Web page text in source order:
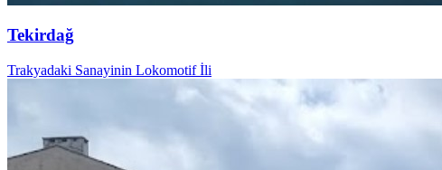
Tekirdağ
Trakyadaki Sanayinin Lokomotif İli